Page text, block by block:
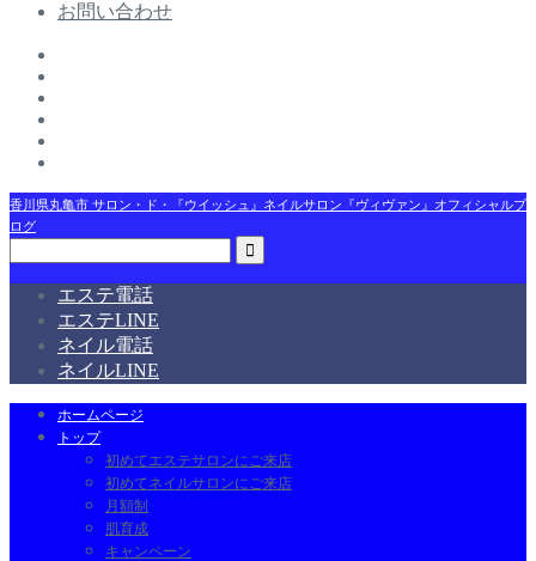
お問い合わせ
香川県丸亀市 サロン・ド・『ウイッシュ』ネイルサロン『ヴィヴァン』オフィシャルブ
ログ
エステ電話
エステLINE
ネイル電話
ネイルLINE
ホームページ
トップ
初めてエステサロンにご来店
初めてネイルサロンにご来店
月額制
肌育成
キャンペーン